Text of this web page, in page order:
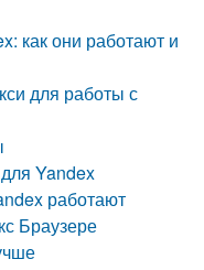
как они работают и
для работы с
Yandex
работают
Браузере